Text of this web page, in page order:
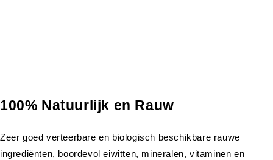
100% Natuurlijk en Rauw
Zeer goed verteerbare en biologisch beschikbare rauwe
ingrediënten, boordevol eiwitten, mineralen, vitaminen en